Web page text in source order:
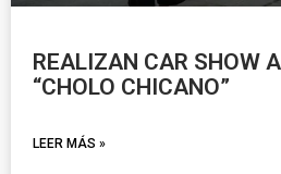
REALIZAN CAR SHOW
“CHOLO CHICANO”
LEER MÁS »